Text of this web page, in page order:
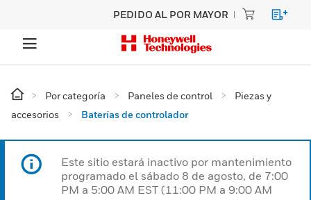
PEDIDO AL POR MAYOR
Por categoría Paneles de control
Piezas y
accesorios
Baterías de controlador
Este sitio estará inactivo por mantenimiento
programado el sábado 8 de agosto, de 7:00
PM a 5:00 AM EST (11:00 PM a 9:00 AM